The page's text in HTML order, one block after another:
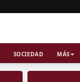
SOCIEDAD MÁS